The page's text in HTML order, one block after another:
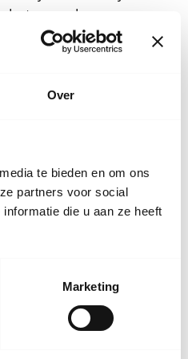
Over
te bieden en om ons
partners voor social
die u aan ze heeft
Marketing
soepele
en gaat
Je kunt je kind
van de
jeugdarts of de